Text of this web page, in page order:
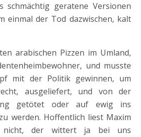
schmächtig geratene Versionen
einmal der Tod dazwischen, kalt
arabischen Pizzen im Umland,
und musste
mit der Politik gewinnen, um
ausgeliefert, und von der
getötet oder auf ewig ins
werden. Hoffentlich liest Maxim
nicht, der wittert ja bei uns